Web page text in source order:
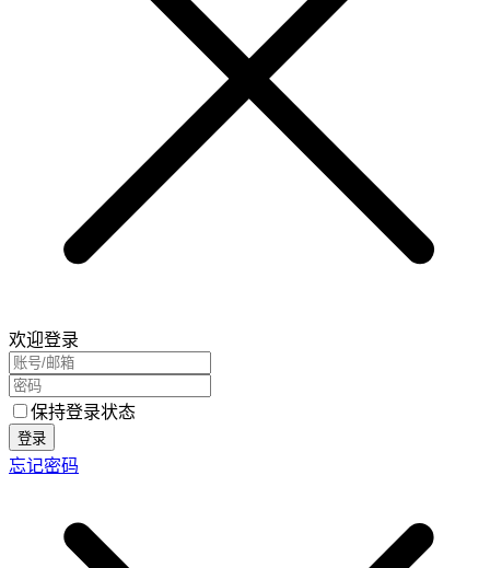
欢迎登录
保持登录状态
登录
忘记密码